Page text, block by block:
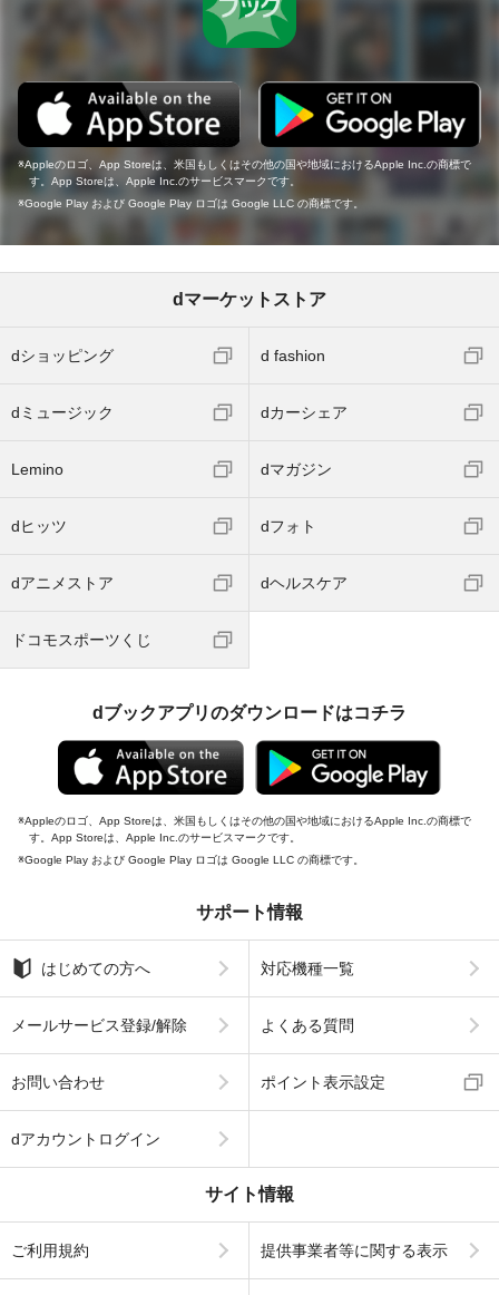
Appleのロゴ、App Storeは、米国もしくはその他の国や地域におけるApple Inc.の商標で
す。App Storeは、Apple Inc.のサービスマークです。
Google Play および Google Play ロゴは Google LLC の商標です。
dマーケットストア
dショッピング d fashion
dミュージック dカーシェア
Lemino dマガジン
dヒッツ dフォト
dアニメストア dヘルスケア
ドコモスポーツくじ
dブックアプリのダウンロードはコチラ
Appleのロゴ、App Storeは、米国もしくはその他の国や地域におけるApple Inc.の商標で
す。App Storeは、Apple Inc.のサービスマークです。
Google Play および Google Play ロゴは Google LLC の商標です。
サポート情報
はじめての方へ 対応機種一覧
メールサービス登録/解除 よくある質問
お問い合わせ ポイント表示設定
dアカウントログイン
サイト情報
ご利用規約 提供事業者等に関する表示